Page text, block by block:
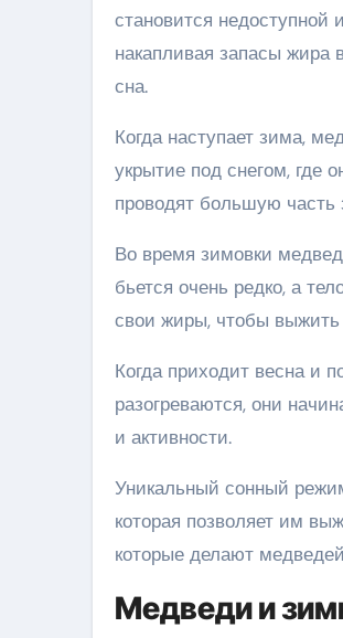
становится недоступной
накапливая запасы жира
сна.
Когда наступает зима,
укрытие под снегом,
проводят большую часть
Во время зимовки
бьется очень редко, а
свои жиры, чтобы
Когда приходит весна и
разогреваются, они
и активности.
Уникальный сонный
которая позволяет им
которые делают
Медведи и